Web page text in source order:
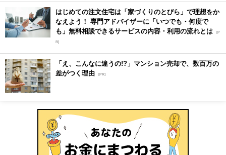
はじめての注文住宅は「家づくりのとびら」で理想をか
なえよう！ 専門アドバイザーに「いつでも・何度で
も」無料相談できるサービスの内容・利用の流れとは [P
R]
「え、こんなに違うの!?」マンション売却で、数百万の
差がつく理由 [PR]